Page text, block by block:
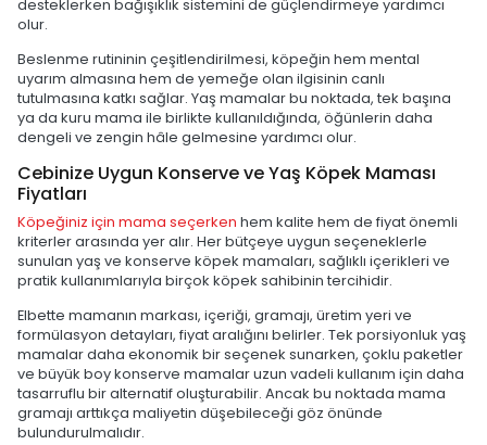
desteklerken bağışıklık sistemini de güçlendirmeye yardımcı
olur.
Beslenme rutininin çeşitlendirilmesi, köpeğin hem mental
uyarım almasına hem de yemeğe olan ilgisinin canlı
tutulmasına katkı sağlar. Yaş mamalar bu noktada, tek başına
ya da kuru mama ile birlikte kullanıldığında, öğünlerin daha
dengeli ve zengin hâle gelmesine yardımcı olur.
Cebinize Uygun Konserve ve Yaş Köpek Maması
Fiyatları
Köpeğiniz için mama seçerken hem kalite hem de fiyat önemli
kriterler arasında yer alır. Her bütçeye uygun seçeneklerle
sunulan yaş ve konserve köpek mamaları, sağlıklı içerikleri ve
pratik kullanımlarıyla birçok köpek sahibinin tercihidir.
Elbette mamanın markası, içeriği, gramajı, üretim yeri ve
formülasyon detayları, fiyat aralığını belirler. Tek porsiyonluk yaş
mamalar daha ekonomik bir seçenek sunarken, çoklu paketler
ve büyük boy konserve mamalar uzun vadeli kullanım için daha
tasarruflu bir alternatif oluşturabilir. Ancak bu noktada mama
gramajı arttıkça maliyetin düşebileceği göz önünde
bulundurulmalıdır.